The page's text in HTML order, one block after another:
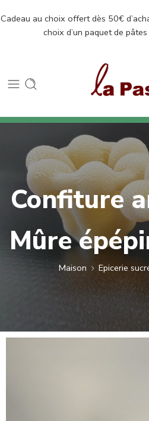
Cadeau au choix offert dès 50€
choix d’un paquet de
Confiture
Mûre
Maison Epicerie